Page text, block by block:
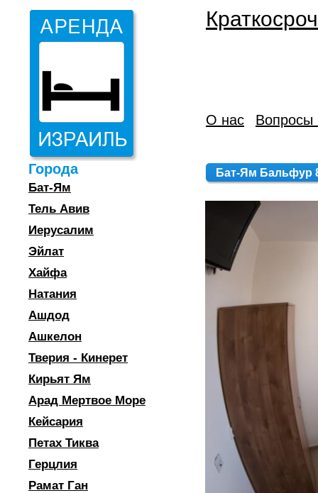
О нас Вопросы
Города
Бат-Ям
Тель Авив
Иерусалим
Эйлат
Хайфа
Натания
Ашдод
Ашкелон
Тверия - Кинерет
Кирьят Ям
Арад Мертвое Море
Кейсария
Петах Тиква
Герцлия
Рамат Ган
Бат-Ям Бальфур